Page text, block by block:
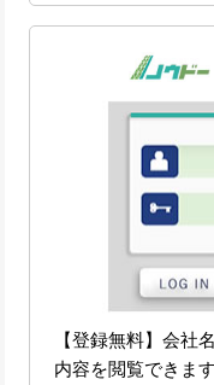
【登録無料】会社
内容を閲覧できま